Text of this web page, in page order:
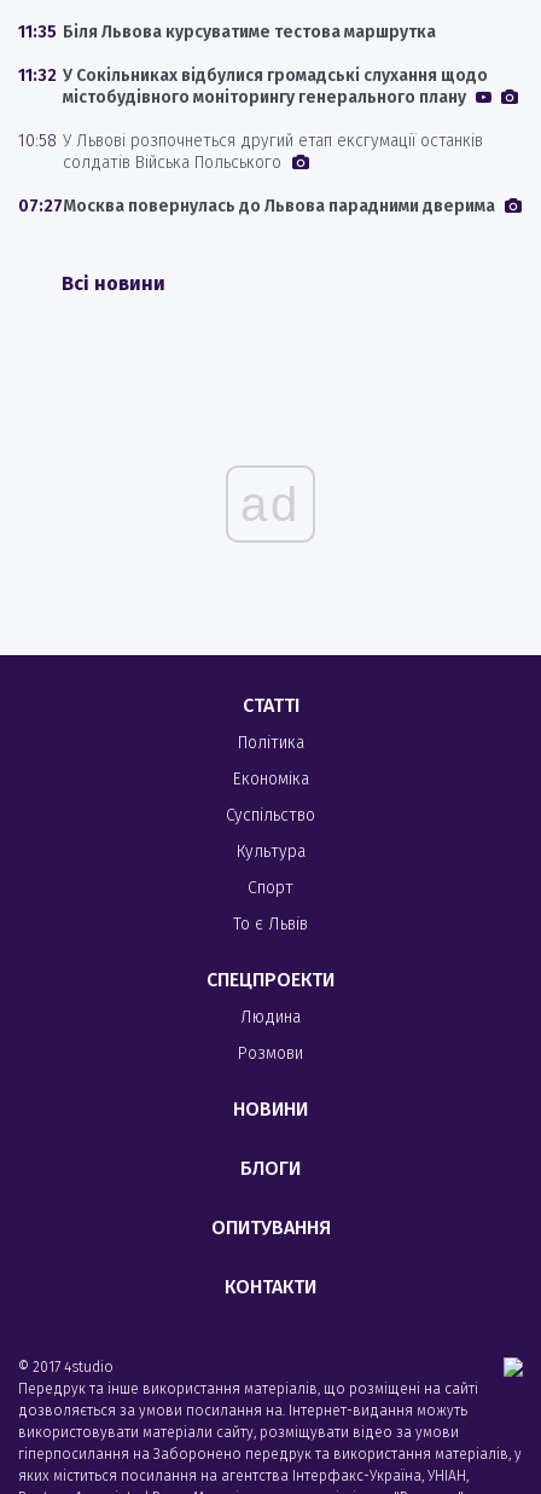
11:35 Біля Львова курсуватиме тестова маршрутка
11:32 У Сокільниках відбулися громадські слухання щодо
містобудівного моніторингу генерального плану
10:58 У Львові розпочнеться другий етап ексгумації останків
солдатів Війська Польського
07:27Москва повернулась до Львова парадними дверима
Всі новини
ad
СТАТТІ
Політика
Економіка
Суспільство
Культура
Спорт
То є Львів
СПЕЦПРОЕКТИ
Людина
Розмови
НОВИНИ
БЛОГИ
ОПИТУВАННЯ
КОНТАКТИ
© 2017 4studio
Передрук та інше використання матеріалів, що розміщені на сайті
дозволяється за умови посилання на. Інтернет-видання можуть
використовувати матеріали сайту, розміщувати відео за умови
гіперпосилання на Заборонено передрук та використання матеріалів, у
яких міститься посилання на агентства Iнтерфакс-Україна, УНIАН,